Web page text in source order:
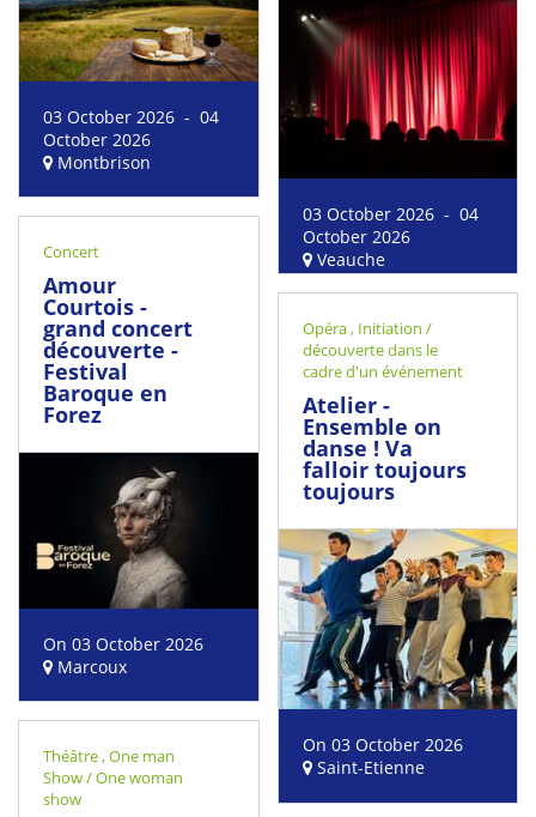
03 October 2026 - 04
October 2026
Montbrison
03 October 2026 - 04
October 2026
Veauche
Concert
Amour
Courtois -
grand concert
découverte -
Festival
Baroque en
Forez
On 03 October 2026
Marcoux
Opéra, Initiation /
découverte dans le
cadre d'un événement
Atelier -
Ensemble on
danse ! Va
falloir toujours
toujours
On 03 October 2026
Saint-Etienne
Théâtre,One man
Show / One woman
show